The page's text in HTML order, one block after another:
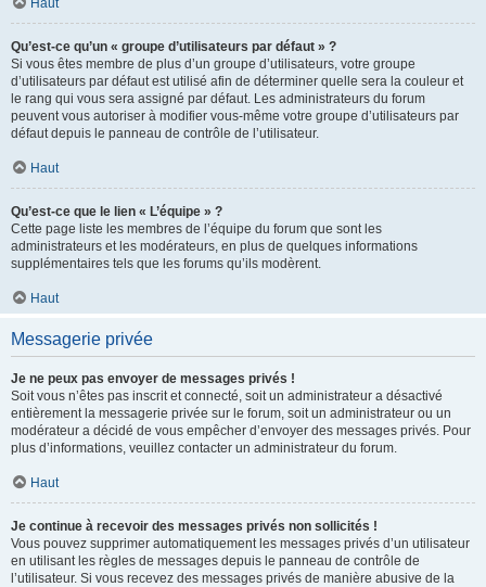
Haut
Qu’est-ce qu’un « groupe d’utilisateurs par défaut » ?
Si vous êtes membre de plus d’un groupe d’utilisateurs, votre groupe
d’utilisateurs par défaut est utilisé afin de déterminer quelle sera la couleur et
le rang qui vous sera assigné par défaut. Les administrateurs du forum
peuvent vous autoriser à modifier vous-même votre groupe d’utilisateurs par
défaut depuis le panneau de contrôle de l’utilisateur.
Haut
Qu’est-ce que le lien « L’équipe » ?
Cette page liste les membres de l’équipe du forum que sont les
administrateurs et les modérateurs, en plus de quelques informations
supplémentaires tels que les forums qu’ils modèrent.
Haut
Messagerie privée
Je ne peux pas envoyer de messages privés !
Soit vous n’êtes pas inscrit et connecté, soit un administrateur a désactivé
entièrement la messagerie privée sur le forum, soit un administrateur ou un
modérateur a décidé de vous empêcher d’envoyer des messages privés. Pour
plus d’informations, veuillez contacter un administrateur du forum.
Haut
Je continue à recevoir des messages privés non sollicités !
Vous pouvez supprimer automatiquement les messages privés d’un utilisateur
en utilisant les règles de messages depuis le panneau de contrôle de
l’utilisateur. Si vous recevez des messages privés de manière abusive de la